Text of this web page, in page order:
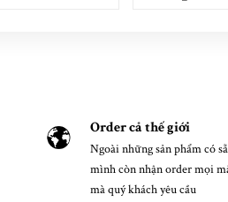
Order cả thế giới
Ngoài những sản phẩm có
mình còn nhận order mọi
mà quý khách yêu cầu